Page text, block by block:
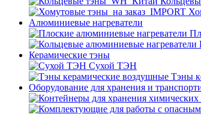
Алюминиевые нагреватели
Керамические тэны
Сухой ТЭН
Тэны
Оборудование для хранения и